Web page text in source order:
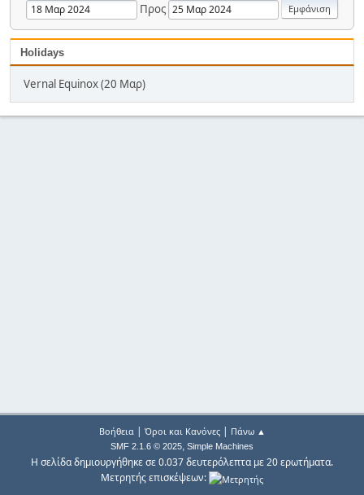
Προς
Holidays
Vernal Equinox (20 Μαρ)
Βοήθεια| Όροι και Κανόνες| Πάνω ▲
SMF 2.1.6 © 2025, Simple Machines
Η σελίδα δημιουργήθηκε σε 0.037 δευτερόλεπτα με 20 ερωτήματα.
Μετρητής επισκέψεων: